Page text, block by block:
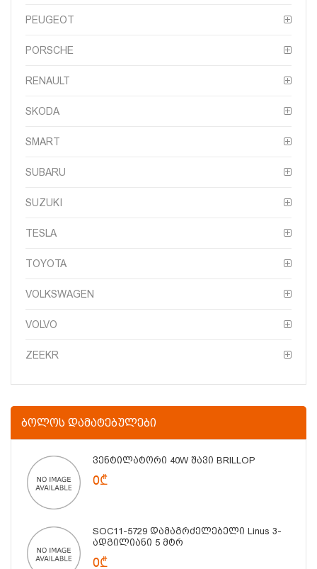
PEUGEOT
PORSCHE
RENAULT
SKODA
SMART
SUBARU
SUZUKI
TESLA
TOYOTA
VOLKSWAGEN
VOLVO
ZEEKR
ᲑᲝᲚᲝᲡ ᲓᲐᲛᲐᲢᲔᲑᲣᲚᲔᲑᲘ
Ვენტილატორი 40W Შავი BRILLOP
0₾
SOC11-5729 Დამაგრძელებელი Linus 3-
Ადგილიანი 5 Მტრ
0₾